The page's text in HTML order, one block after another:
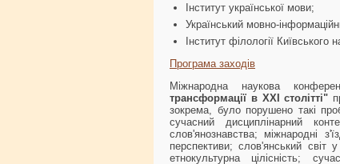
Інститут української мови;
Український мовно-
Інститут філології
Програма заходів
Міжнародна наукова
трансформації в XXI столітті"
зокрема, було порушено такі
сучасний дисциплінарний
слов'янознавства; міжнародні
перспективи; слов'янський світ
етнокультурна цілісність;